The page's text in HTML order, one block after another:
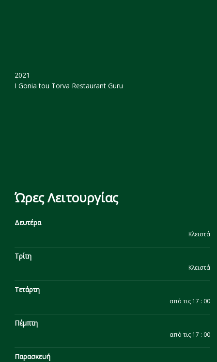
2021
I Gonia tou Torva Restaurant Guru
Ώρες Λειτουργίας
Δευτέρα
Κλειστά
Τρίτη
Κλειστά
Τετάρτη
από τις 17 : 00
Πέμπτη
από τις 17 : 00
Παρασκευή